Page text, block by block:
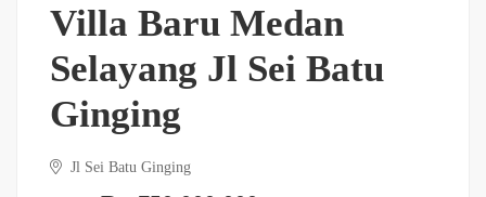
Villa Baru Medan
Selayang Jl Sei Batu
Ginging
Jl Sei Batu Ginging